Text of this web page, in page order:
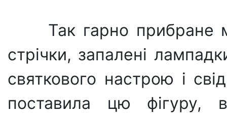
Так гарно прибране
стрічки, запалені
святкового настрою і
поставила цю фігуру,